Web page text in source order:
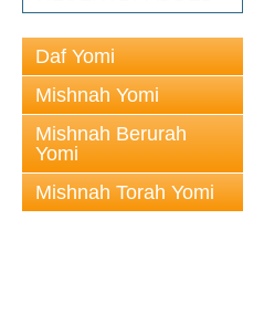
Daf Yomi
Mishnah Yomi
Mishnah Berurah
Yomi
Mishnah Torah Yomi